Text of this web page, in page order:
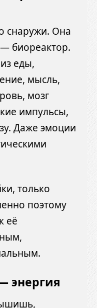
снаружи. Она
биореактор.
еды,
мысль,
мозг
импульсы,
Даже эмоции
только
поэтому
её
энергия